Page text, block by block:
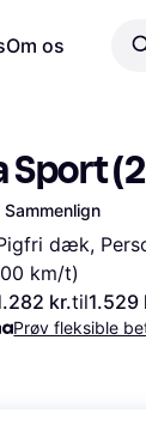
Om os
Sport
Sammenlign
dæk,
km/t)
kr.til1.529
Prøv fleksible